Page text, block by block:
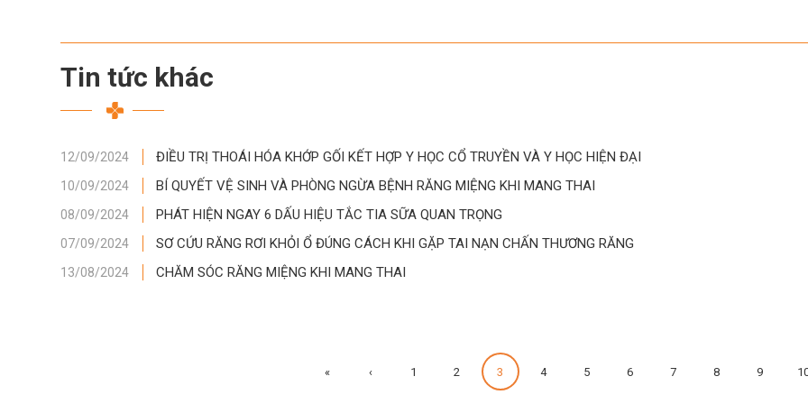
Tin tức khác
12/09/2024 ĐIỀU TRỊ THOÁI HÓA KHỚP GỐI KẾT HỢP Y HỌC CỔ TRUYỀN VÀ Y HỌC HIỆN ĐẠI
10/09/2024 BÍ QUYẾT VỆ SINH VÀ PHÒNG NGỪA BỆNH RĂNG MIỆNG KHI MANG THAI
08/09/2024 ​PHÁT HIỆN NGAY 6 DẤU HIỆU TẮC TIA SỮA QUAN TRỌNG
07/09/2024 SƠ CỨU RĂNG RƠI KHỎI Ổ ĐÚNG CÁCH KHI GẶP TAI NẠN CHẤN THƯƠNG RĂNG
13/08/2024 CHĂM SÓC RĂNG MIỆNG KHI MANG THAI
« ‹ 1 2 3 4 5 6 7 8 9